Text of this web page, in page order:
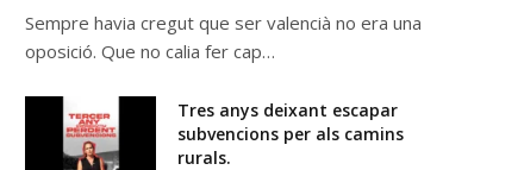
Sempre havia cregut que ser valencià no era una
oposició. Que no calia fer cap…
Tres anys deixant escapar
subvencions per als camins
rurals.